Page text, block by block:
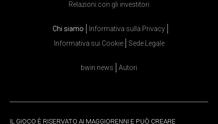
Relazioni con gli investitori
Chi siamo
Informativa sulla Privacy
Informativa sui Cookie
Sede Legale
bwin news Autori
IL GIOCO È RISERVATO AI MAGGIORENNI E PUÒ CREARE